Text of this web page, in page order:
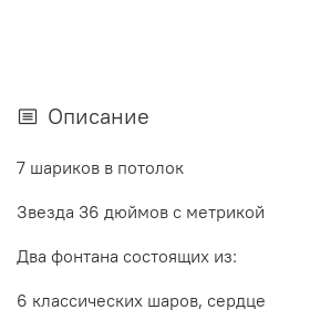
Описание
7 шариков в потолок
Звезда 36 дюймов с метрикой
Два фонтана состоящих из:
6 классических шаров, сердце